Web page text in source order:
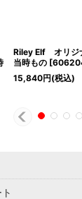
Riley Elf オリジ
当時もの [
15,840円(税込)